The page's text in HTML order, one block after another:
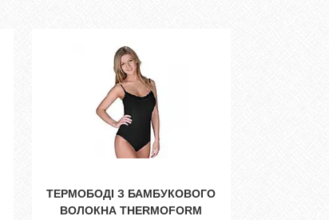
ТЕРМОБОДІ З БАМБУКОВОГО
ВОЛОКНА THERMOFORM